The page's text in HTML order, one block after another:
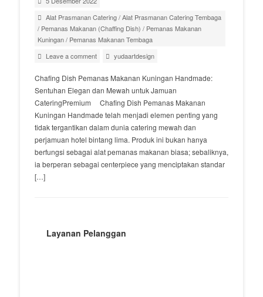
Alat Prasmanan Catering/Alat Prasmanan Catering Tembaga
/ Pemanas Makanan (Chaffing Dish) / Pemanas Makanan
Kuningan/ Pemanas Makanan Tembaga
Leave a comment
yudaartdesign
Chafing Dish Pemanas Makanan Kuningan Handmade:
Sentuhan Elegan dan Mewah untuk Jamuan
CateringPremium Chafing Dish Pemanas Makanan
Kuningan Handmade telah menjadi elemen penting yang
tidak tergantikan dalam dunia catering mewah dan
perjamuan hotel bintang lima. Produk ini bukan hanya
berfungsi sebagai alat pemanas makanan biasa; sebaliknya,
ia berperan sebagai centerpiece yang menciptakan standar
[…]
Layanan Pelanggan